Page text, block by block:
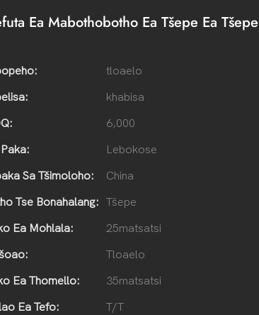
Ea Mabothobotho Ea Tšepe Ea
tloaelo
khabisa
6,000
Lebokose
Sa Tšimoloho: China
Tse Bonahalang: Tšepe
Ea Mohlala: 25matsatsi
Tloaelo
Ea Thomello: 35matsatsi
Ea Tefo: T/T